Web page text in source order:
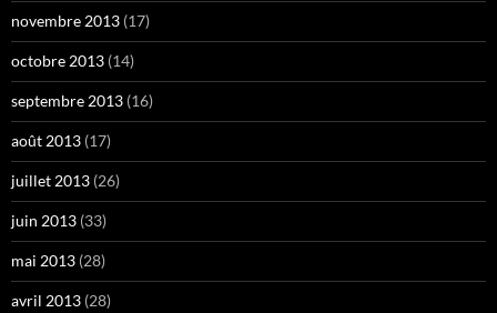
novembre 2013 (17)
octobre 2013 (14)
septembre 2013 (16)
août 2013 (17)
juillet 2013 (26)
juin 2013 (33)
mai 2013 (28)
avril 2013 (28)